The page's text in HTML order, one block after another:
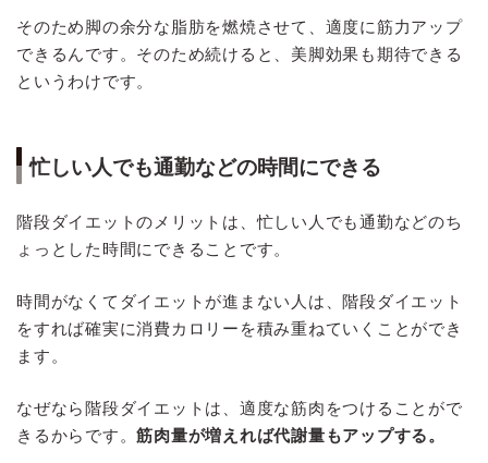
そのため脚の余分な脂肪を燃焼させて、適度に筋力アップ
できるんです。そのため続けると、美脚効果も期待できる
というわけです。
忙しい人でも通勤などの時間にできる
階段ダイエットのメリットは、忙しい人でも通勤などのち
ょっとした時間にできることです。
時間がなくてダイエットが進まない人は、階段ダイエット
をすれば確実に消費カロリーを積み重ねていくことができ
ます。
なぜなら階段ダイエットは、適度な筋肉をつけることがで
きるからです。筋肉量が増えれば代謝量もアップする。